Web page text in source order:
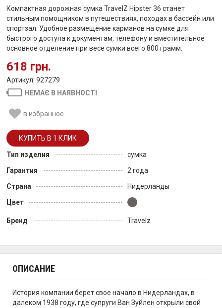
Компактная дорожная сумка TravelZ Hipster 36 станет
стильным помощником в путешествиях, походах в бассейн или
спортзал. Удобное размещение карманов на сумке для
быстрого доступа к документам, телефону и вместительное
основное отделение при весе сумки всего 800 грамм.
618 грн.
Артикул: 927279
НЕМАЄ В НАЯВНОСТІ
в избранное
Тип изделия
сумка
Гарантия
2 года
Страна
Нидерланды
Цвет
Бренд Travelz
ОПИСАНИЕ
История компании берет свое начало в Нидерландах, в
далеком 1938 году, где супруги Ван Зуйлен открыли свой